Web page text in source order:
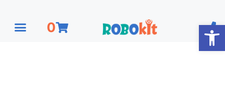
פתח סרגל נגישות 0